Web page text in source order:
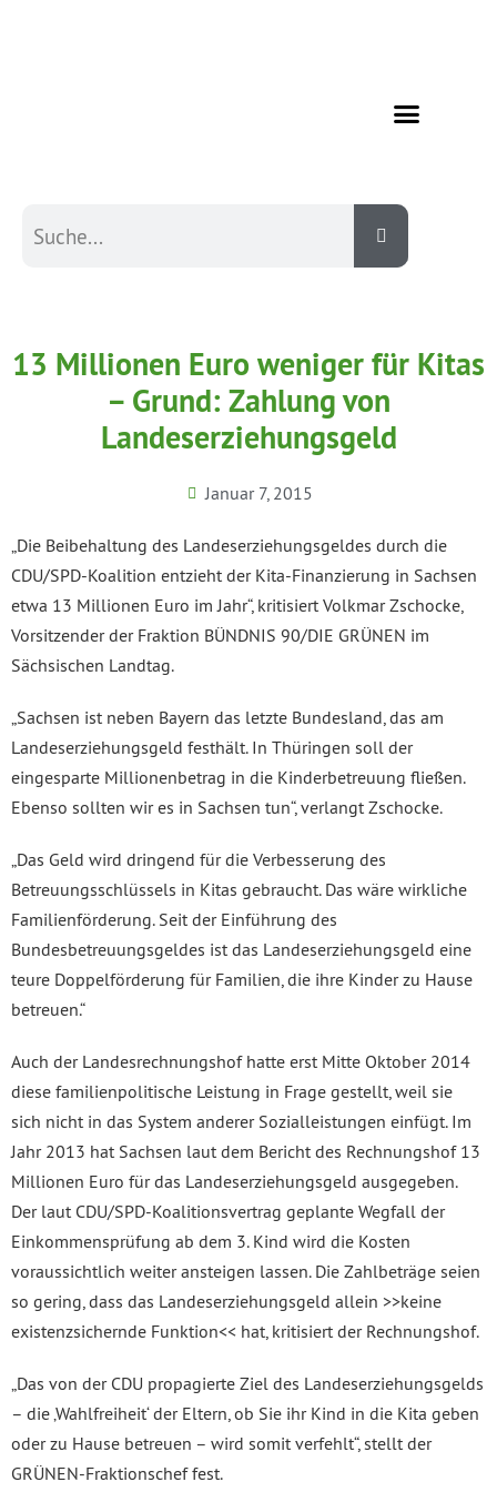
13 Millionen Euro weniger für Kitas
– Grund: Zahlung von
Landeserziehungsgeld
Januar 7, 2015
„Die Beibehaltung des Landeserziehungsgeldes durch die
CDU/SPD-Koalition entzieht der Kita-Finanzierung in Sachsen
etwa 13 Millionen Euro im Jahr“, kritisiert Volkmar Zschocke,
Vorsitzender der Fraktion BÜNDNIS 90/DIE GRÜNEN im
Sächsischen Landtag.
„Sachsen ist neben Bayern das letzte Bundesland, das am
Landeserziehungsgeld festhält. In Thüringen soll der
eingesparte Millionenbetrag in die Kinderbetreuung fließen.
Ebenso sollten wir es in Sachsen tun“, verlangt Zschocke.
„Das Geld wird dringend für die Verbesserung des
Betreuungsschlüssels in Kitas gebraucht. Das wäre wirkliche
Familienförderung. Seit der Einführung des
Bundesbetreuungsgeldes ist das Landeserziehungsgeld eine
teure Doppelförderung für Familien, die ihre Kinder zu Hause
betreuen.“
Auch der Landesrechnungshof hatte erst Mitte Oktober 2014
diese familienpolitische Leistung in Frage gestellt, weil sie
sich nicht in das System anderer Sozialleistungen einfügt. Im
Jahr 2013 hat Sachsen laut dem Bericht des Rechnungshof 13
Millionen Euro für das Landeserziehungsgeld ausgegeben.
Der laut CDU/SPD-Koalitionsvertrag geplante Wegfall der
Einkommensprüfung ab dem 3. Kind wird die Kosten
voraussichtlich weiter ansteigen lassen. Die Zahlbeträge seien
so gering, dass das Landeserziehungsgeld allein >>keine
existenzsichernde Funktion<< hat, kritisiert der Rechnungshof.
„Das von der CDU propagierte Ziel des Landeserziehungsgelds
– die ‚Wahlfreiheit‘ der Eltern, ob Sie ihr Kind in die Kita geben
oder zu Hause betreuen – wird somit verfehlt“, stellt der
GRÜNEN-Fraktionschef fest.